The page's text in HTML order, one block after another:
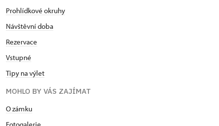
Prohlídkové okruhy
Návštěvní doba
Rezervace
Vstupné
Tipy na výlet
MOHLO BY VÁS ZAJÍMAT
O zámku